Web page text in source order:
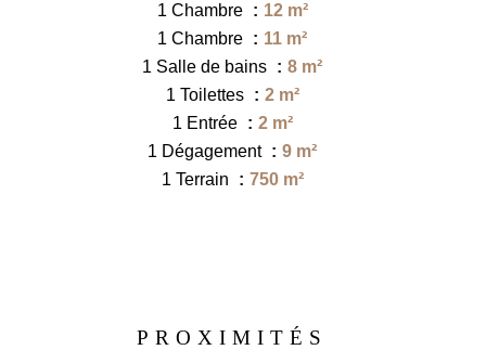
1 Chambre
12 m²
1 Chambre
11 m²
1 Salle de bains
8 m²
1 Toilettes
2 m²
1 Entrée
2 m²
1 Dégagement
9 m²
1 Terrain
750 m²
PROXIMITÉS